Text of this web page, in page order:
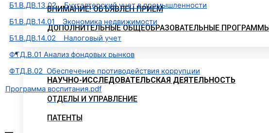
ВНИМАНИЕ! ОБЪЯВЛЕН ПРИЕМ
ДОПОЛНИТЕЛЬНЫЕ ОБЩЕОБРАЗОВАТЕЛЬНЫЕ ПРОГРАММЫ
Наука и Инновации
НАУЧНО-ИССЛЕДОВАТЕЛЬСКАЯ ДЕЯТЕЛЬНОСТЬ
ОТДЕЛЫ И УПРАВЛЕНИЕ
ПАТЕНТЫ
Б1.В.ДВ.13.02 Бухгалтерский учет в промышленности
Б1.В.ДВ.14.01 Экономика недвижимости
Б1.В.ДВ.14.02 Налоговый учет
ФТД.В.01 Анализ фондовых рынков
ФТД.В.02 Обеспечение противодействия коррупции
Программа воспитания.pdf